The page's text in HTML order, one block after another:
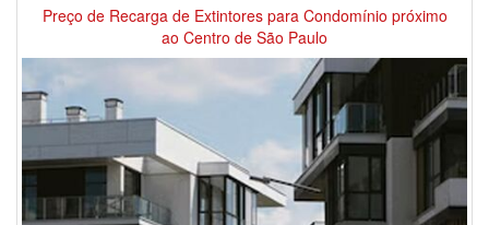
Preço de Recarga de Extintores para Condomínio próximo
ao Centro de São Paulo